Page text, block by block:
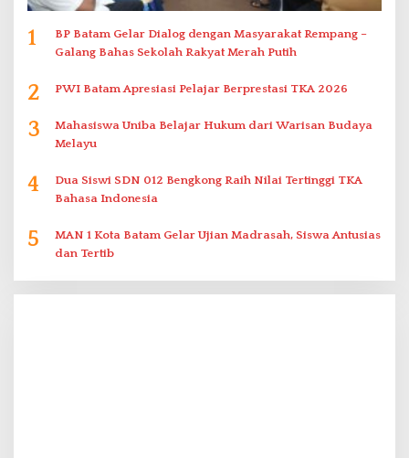
1
BP Batam Gelar Dialog dengan Masyarakat Rempang –
Galang Bahas Sekolah Rakyat Merah Putih
2 PWI Batam Apresiasi Pelajar Berprestasi TKA 2026
3
Mahasiswa Uniba Belajar Hukum dari Warisan Budaya
Melayu
4
Dua Siswi SDN 012 Bengkong Raih Nilai Tertinggi TKA
Bahasa Indonesia
5
MAN 1 Kota Batam Gelar Ujian Madrasah, Siswa Antusias
dan Tertib